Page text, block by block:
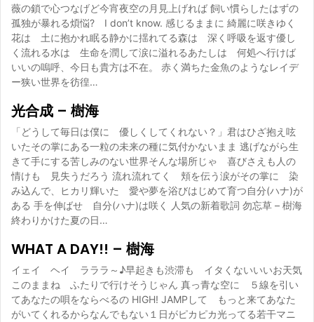
薇の鎖で心つなげど今宵夜空の月見上げれば 飼い慣らしたはずの
孤独が暴れる煩悩? I don’t know. 感じるままに 綺麗に咲きゆく
花は 土に抱かれ眠る静かに揺れてる森は 深く呼吸を返す優し
く流れる水は 生命を潤して涙に溢れるあたしは 何処へ行けば
いいの嗚呼、今日も貴方は不在。 赤く満ちた金魚のようなレイデ
ー狭い世界を彷徨…
光合成 – 樹海
「どうして毎日は僕に 優しくしてくれない？」君はひざ抱え呟
いたその掌にある一粒の未来の種に気付かないまま 逃げながら生
きて手にする苦しみのない世界そんな場所じゃ 喜びさえも人の
情けも 見失うだろう 流れ流れてく 頬を伝う涙がその掌に 染
み込んで、ヒカリ輝いた 愛や夢を浴びはじめて育つ自分(ハナ)が
ある 手を伸ばせ 自分(ハナ)は咲く 人気の新着歌詞 勿忘草 – 樹海
終わりかけた夏の日…
WHAT A DAY!! – 樹海
イェイ ヘイ ラララ～♪早起きも渋滞も イタくないいいお天気
このままね ふたりで行けそうじゃん 真っ青な空に ５線を引い
てあなたの唄をならべるの HIGH! JAMPして もっと来てあなた
がいてくれるからなんでもない１日がピカピカ光ってる若干マニ